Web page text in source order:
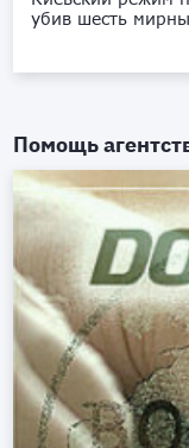
убив шесть
Помощь